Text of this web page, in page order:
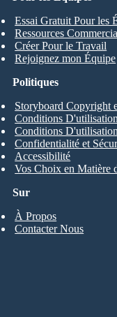
Essai Gratuit Pour les
Ressources
Créer Pour le Travail
Rejoignez mon Équipe
Sur
À Propos
Contacter Nous
Politiques
Storyboard Copyright
Conditions D'utilisation
Conditions D'utilisation
Confidentialité et
Accessibilité
Vos Choix en Matière